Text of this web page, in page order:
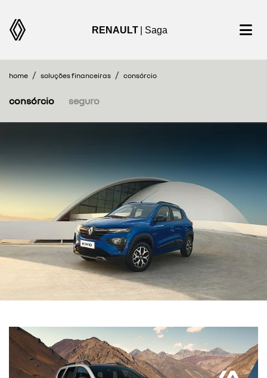
RENAULT | Saga
home soluções financeiras consórcio
consórcio seguro